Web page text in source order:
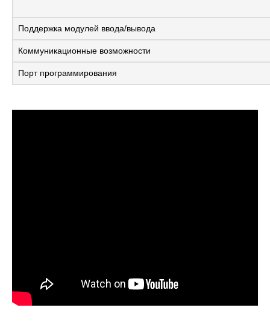
Поддержка модулей ввода/вывода
Коммуникационные возможности
Порт программирования